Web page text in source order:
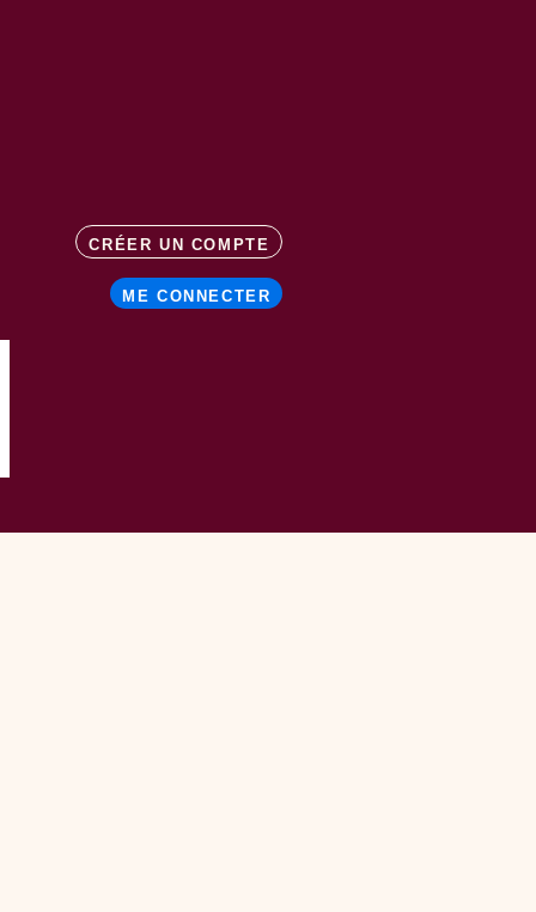
CRÉER UN COMPTE
ME CONNECTER